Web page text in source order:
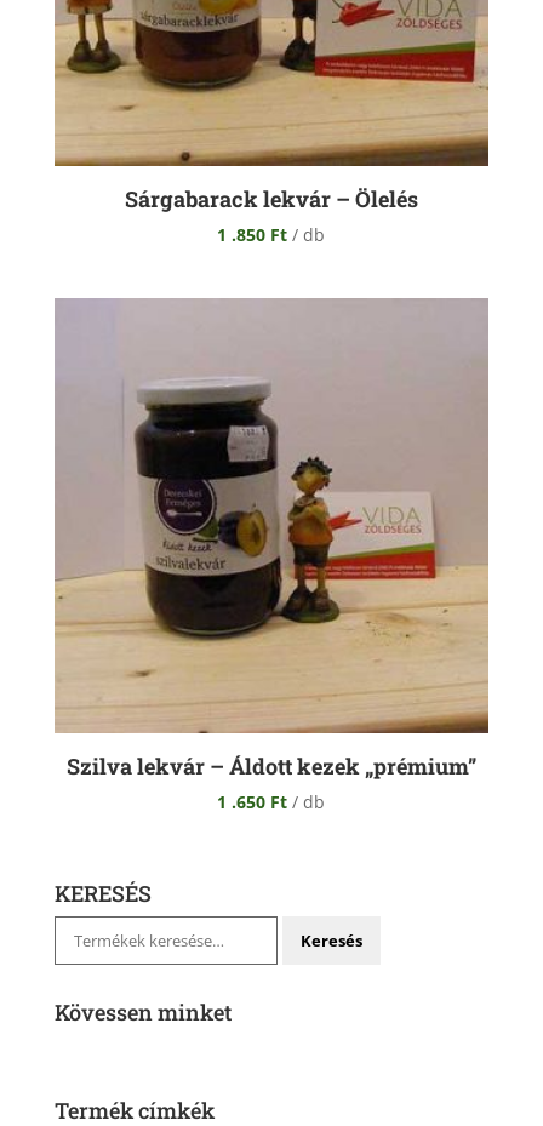
Sárgabarack lekvár – Ölelés
1 .850 Ft / db
Szilva lekvár – Áldott kezek „prémium”
1 .650 Ft / db
KERESÉS
Keresés
Kövessen minket
Termék címkék